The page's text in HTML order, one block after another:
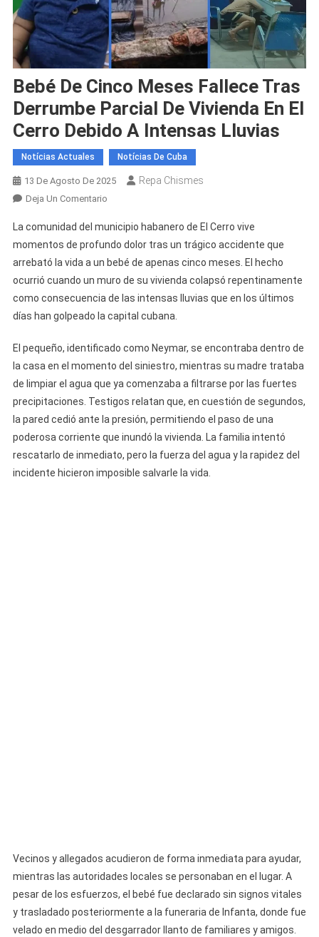
Bebé De Cinco Meses Fallece Tras
Derrumbe Parcial De Vivienda En El
Cerro Debido A Intensas Lluvias
Notícias Actuales Notícias De Cuba
13 De Agosto De 2025 Repa Chismes
Deja Un ComentarioEn
De
Cinco
Meses
Fallece
Tras
Derrumbe
De
Vivienda
El
Debido
A
Intensas
Lluvias
La comunidad del municipio habanero de El Cerro vive
momentos de profundo dolor tras un trágico accidente que
arrebató la vida a un bebé de apenas cinco meses. El hecho
ocurrió cuando un muro de su vivienda colapsó repentinamente
como consecuencia de las intensas lluvias que en los últimos
días han golpeado la capital cubana.
El pequeño, identificado como Neymar, se encontraba dentro de
la casa en el momento del siniestro, mientras su madre trataba
de limpiar el agua que ya comenzaba a filtrarse por las fuertes
precipitaciones. Testigos relatan que, en cuestión de segundos,
la pared cedió ante la presión, permitiendo el paso de una
poderosa corriente que inundó la vivienda. La familia intentó
rescatarlo de inmediato, pero la fuerza del agua y la rapidez del
incidente hicieron imposible salvarle la vida.
Vecinos y allegados acudieron de forma inmediata para ayudar,
mientras las autoridades locales se personaban en el lugar. A
pesar de los esfuerzos, el bebé fue declarado sin signos vitales
y trasladado posteriormente a la funeraria de Infanta, donde fue
velado en medio del desgarrador llanto de familiares y amigos.